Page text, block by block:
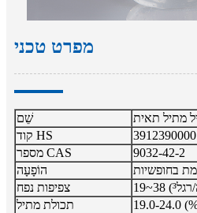
מפרט טכני
שֵׁם
קוד HS
3912390000
מספר CAS
9032-42-2
הוֹפָעָה
בחופשיות
צפיפות נפח
תכולת מתיל
19.0-24.0